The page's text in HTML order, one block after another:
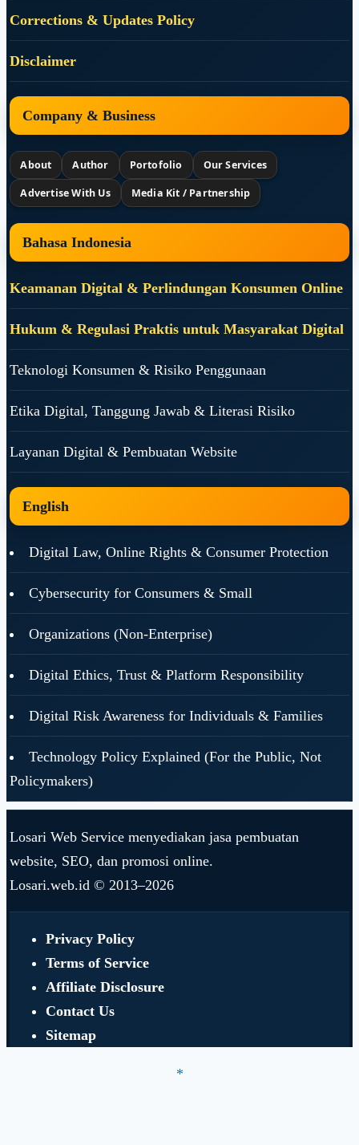
Corrections & Updates Policy
Disclaimer
Company & Business
About Author Portofolio Our Services
Advertise With Us Media Kit / Partnership
Bahasa Indonesia
Keamanan Digital & Perlindungan Konsumen Online
Hukum & Regulasi Praktis untuk Masyarakat Digital
Teknologi Konsumen & Risiko Penggunaan
Etika Digital, Tanggung Jawab & Literasi Risiko
Layanan Digital & Pembuatan Website
English
Digital Law, Online Rights & Consumer Protection
Cybersecurity for Consumers & Small
Organizations (Non-Enterprise)
Digital Ethics, Trust & Platform Responsibility
Digital Risk Awareness for Individuals & Families
Technology Policy Explained (For the Public, Not
Policymakers)
Losari Web Service menyediakan jasa pembuatan
website, SEO, dan promosi online.
Losari.web.id © 2013–2026
Privacy Policy
Terms of Service
Affiliate Disclosure
Contact Us
Sitemap
*